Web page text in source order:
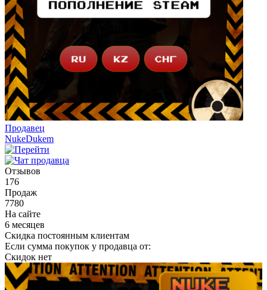
Продавец
NukeDukem
Отзывов
176
Продаж
7780
На сайте
6 месяцев
Скидка постоянным клиентам
Если сумма покупок у продавца от:
Скидок нет